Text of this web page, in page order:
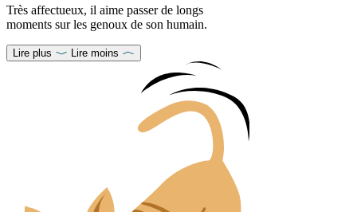
Très affectueux, il aime passer de longs
moments sur les genoux de son humain.
Lire plus Lire moins